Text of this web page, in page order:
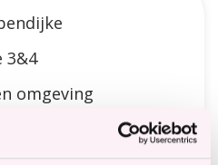
3&4
omgeving
van 14:00 uur tot